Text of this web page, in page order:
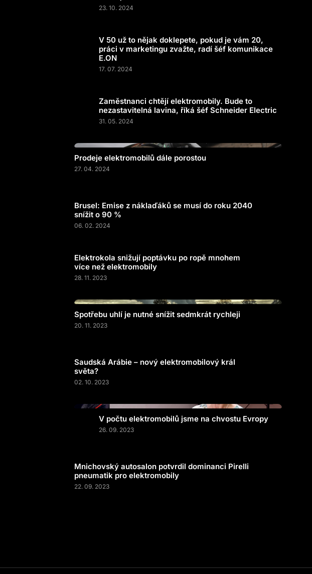
23. 10. 2024
V 50 už to nějak doklepete, pokud je vám 20,
práci v marketingu zvažte, radí šéf komunikace
E.ON
17. 07. 2024
Zaměstnanci chtějí elektromobily. Bude to
nezastavitelná lavina, říká šéf Schneider Electric
31. 05. 2024
Prodeje elektromobilů dále porostou
27. 04. 2024
Brusel: Emise z náklaďáků se musí do roku 2040
snížit o 90 %
06. 02. 2024
Elektrokola snižují poptávku po ropě mnohem
více než elektromobily
28. 11. 2023
Spotřebu uhlí je nutné snížit sedmkrát rychleji
20. 11. 2023
Saudská Arábie – nový elektromobilový král
světa?
02. 10. 2023
V počtu elektromobilů jsme na chvostu Evropy
26. 09. 2023
Mnichovský autosalon potvrdil dominanci Pirelli
pneumatik pro elektromobily
22. 09. 2023